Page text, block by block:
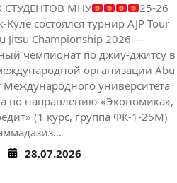
СТУДЕНТОВ МНУ
25-26
состоялся турнир AJP Tour
Jitsu Championship 2026 —
чемпионат по джиу-джитсу в
организации Abu
Международного университета
по направлению «Экономика»,
(1 курс, группа ФК-1-25М)
28.07.2026